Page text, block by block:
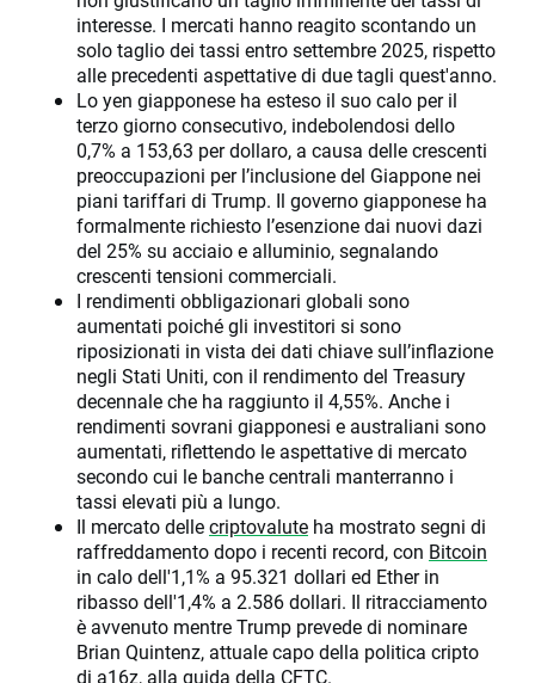
interesse. I mercati hanno reagito scontando un
solo taglio dei tassi entro settembre 2025, rispetto
alle precedenti aspettative di due tagli quest'anno.
Lo yen giapponese ha esteso il suo calo per il
terzo giorno consecutivo, indebolendosi dello
0,7% a 153,63 per dollaro, a causa delle crescenti
preoccupazioni per l’inclusione del Giappone nei
piani tariffari di Trump. Il governo giapponese ha
formalmente richiesto l’esenzione dai nuovi dazi
del 25% su acciaio e alluminio, segnalando
crescenti tensioni commerciali.
I rendimenti obbligazionari globali sono
aumentati poiché gli investitori si sono
riposizionati in vista dei dati chiave sull’inflazione
negli Stati Uniti, con il rendimento del Treasury
decennale che ha raggiunto il 4,55%. Anche i
rendimenti sovrani giapponesi e australiani sono
aumentati, riflettendo le aspettative di mercato
secondo cui le banche centrali manterranno i
tassi elevati più a lungo.
Il mercato dellecriptovalute ha mostrato segni di
raffreddamento dopo i recenti record, con Bitcoin
in calo dell'1,1% a 95.321 dollari ed Ether in
ribasso dell'1,4% a 2.586 dollari. Il ritracciamento
è avvenuto mentre Trump prevede di nominare
Brian Quintenz, attuale capo della politica cripto
di a16z, alla guida della CFTC.